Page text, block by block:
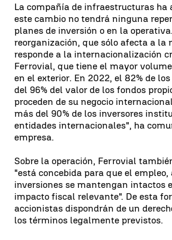
La compañía de infraestructuras ha
este cambio no tendrá ninguna
planes de inversión o en la
reorganización, que sólo afecta a la
responde a la internacionalización
Ferrovial, que tiene el mayor
en el exterior. En 2022, el 82% de
del 96% del valor de los fondos
proceden de su negocio
más del 90% de los inversores
entidades internacionales", ha
empresa.
Sobre la operación, Ferrovial
"está concebida para que el
inversiones se mantengan intactos
impacto fiscal relevante". De esta
accionistas dispondrán de un
los términos legalmente previstos.